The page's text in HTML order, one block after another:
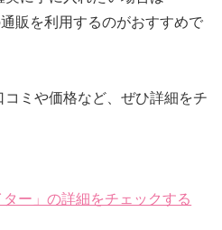
販を利用するのがおすすめで
コミや価格など、ぜひ詳細をチ
ー」の詳細をチェックする